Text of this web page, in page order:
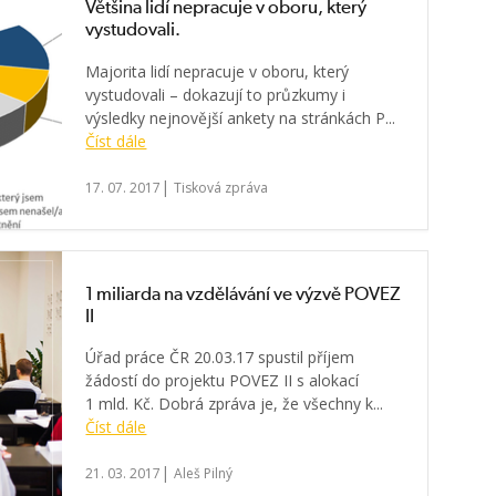
Většina lidí nepracuje v oboru, který
vystudovali.
Majorita lidí nepracuje v oboru, který
vystudovali – dokazují to průzkumy i
výsledky nejnovější ankety na stránkách P...
Číst dále
17. 07. 2017 |Tisková zpráva
1 miliarda na vzdělávání ve výzvě POVEZ
II
Úřad práce ČR 20.03.17 spustil příjem
žádostí do projektu POVEZ II s alokací
1 mld. Kč. Dobrá zpráva je, že všechny k...
Číst dále
21. 03. 2017 |Aleš Pilný